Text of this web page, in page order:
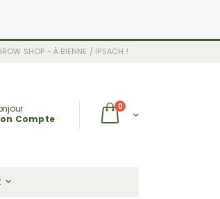
SHOP - À BIENNE / IPSACH !
Chariot
0articles
Compte